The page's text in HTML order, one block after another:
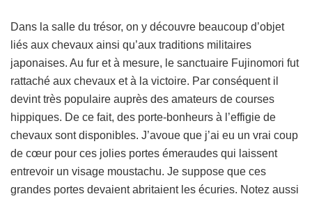
Dans la salle du trésor, on y découvre beaucoup d’objet
liés aux chevaux ainsi qu’aux traditions militaires
japonaises. Au fur et à mesure, le sanctuaire Fujinomori fut
rattaché aux chevaux et à la victoire. Par conséquent il
devint très populaire auprès des amateurs de courses
hippiques. De ce fait, des porte-bonheurs à l’effigie de
chevaux sont disponibles. J’avoue que j’ai eu un vrai coup
de cœur pour ces jolies portes émeraudes qui laissent
entrevoir un visage moustachu. Je suppose que ces
grandes portes devaient abritaient les écuries. Notez aussi